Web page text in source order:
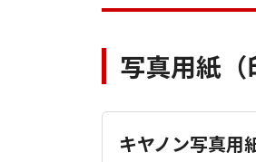
写真用紙（
キヤノン写真用